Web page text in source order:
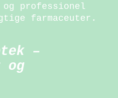
og professionel
farmaceuter.
–
og